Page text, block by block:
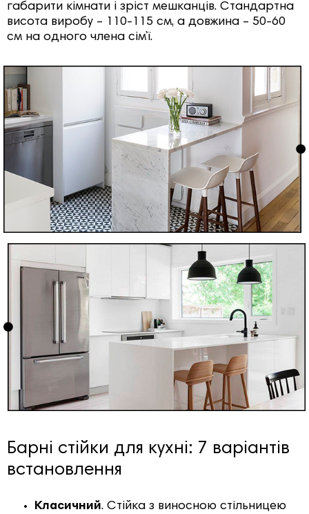
габарити кімнати і зріст мешканців. Стандартна
висота виробу – 110-115 см, а довжина – 50-60
см на одного члена сім’ї.
Барні стійки для кухні: 7 варіантів
встановлення
Класичний. Стійка з виносною стільницею